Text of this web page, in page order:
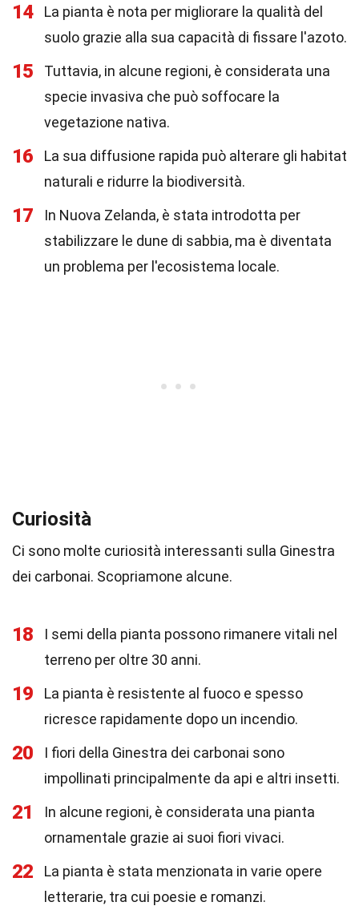
14
La pianta è nota per migliorare la qualità del
suolo grazie alla sua capacità di fissare l'azoto.
15
Tuttavia, in alcune regioni, è considerata una
specie invasiva che può soffocare la
vegetazione nativa.
16
La sua diffusione rapida può alterare gli habitat
naturali e ridurre la biodiversità.
17
In Nuova Zelanda, è stata introdotta per
stabilizzare le dune di sabbia, ma è diventata
un problema per l'ecosistema locale.
Curiosità
Ci sono molte curiosità interessanti sulla Ginestra
dei carbonai. Scopriamone alcune.
18
I semi della pianta possono rimanere vitali nel
terreno per oltre 30 anni.
19
La pianta è resistente al fuoco e spesso
ricresce rapidamente dopo un incendio.
20
I fiori della Ginestra dei carbonai sono
impollinati principalmente da api e altri insetti.
21
In alcune regioni, è considerata una pianta
ornamentale grazie ai suoi fiori vivaci.
22
La pianta è stata menzionata in varie opere
letterarie, tra cui poesie e romanzi.